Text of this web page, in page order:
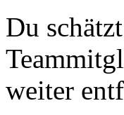
Du
weiter